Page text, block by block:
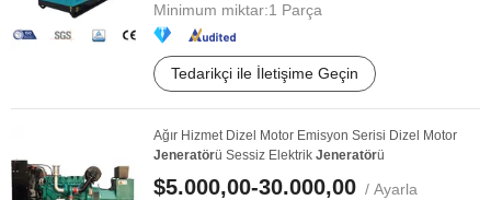
Minimum miktar:1 Parça
Tedarikçi ile İletişime Geçin
Ağır Hizmet Dizel Motor Emisyon Serisi Dizel Motor
Jeneratörü Sessiz Elektrik Jeneratörü
$5.000,00-30.000,00 / Ayarla